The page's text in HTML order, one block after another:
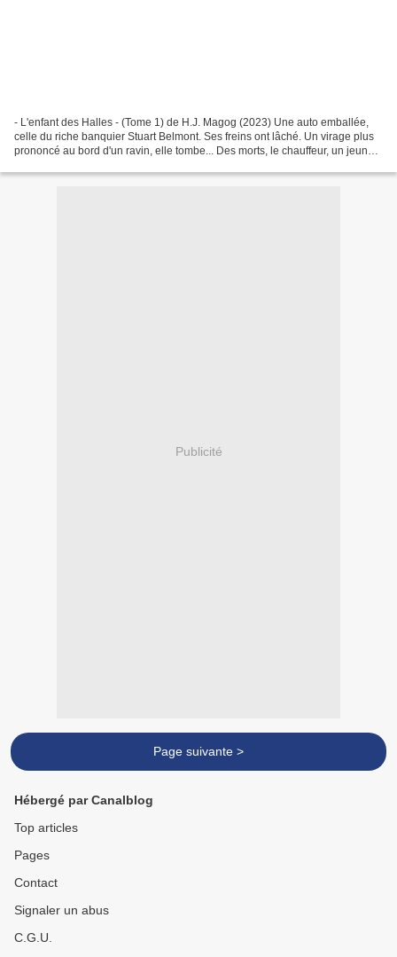
- L'enfant des Halles - (Tome 1) de H.J. Magog (2023) Une auto emballée,
celle du riche banquier Stuart Belmont. Ses freins ont lâché. Un virage plus
prononcé au bord d'un ravin, elle tombe... Des morts, le chauffeur, un jeune
Publicité
Page suivante >
Hébergé par Canalblog
Top articles
Pages
Contact
Signaler un abus
C.G.U.